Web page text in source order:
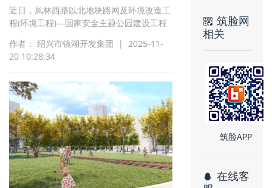
近日，凤林西路以北地块路网及环境改造工
程(环境工程)—国家安全主题公园建设工程
处生态宜人的绿色空间，更打造了一个国家
安全教育新阵地，对增强全民国家安全意
识、巩固国家安全防线具有深远意义。
作者： 绍兴市镜湖开发集团 | 2025-11-
20 10:28:34
筑脸网
相关
筑脸APP
在线客